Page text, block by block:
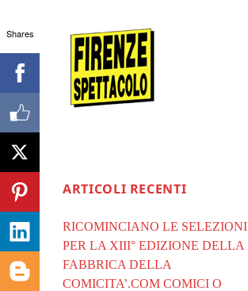
ARTICOLI RECENTI
RICOMINCIANO LE SELEZIONI
PER LA XIII° EDIZIONE DELLA
FABBRICA DELLA
COMICITA’.COM COMICI O
Shares